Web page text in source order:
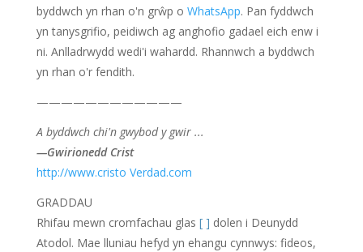
byddwch yn rhan o'n grŵp o WhatsApp. Pan fyddwch
yn tanysgrifio, peidiwch ag anghofio gadael eich enw i
ni. Anlladrwydd wedi'i wahardd. Rhannwch a byddwch
yn rhan o'r fendith.
————————————
A byddwch chi'n gwybod y gwir ...
—Gwirionedd Crist
http://www.cristo Verdad.com
GRADDAU
Rhifau mewn cromfachau glas [ ] dolen i Deunydd
Atodol. Mae lluniau hefyd yn ehangu cynnwys: fideos,